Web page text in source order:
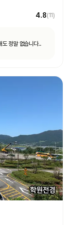
4.8(11)
도 정말 없습니다..